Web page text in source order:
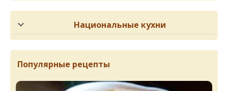
Национальные кухни
Популярные рецепты